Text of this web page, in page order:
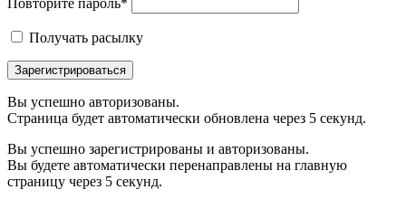
Повторите пароль*
Получать расылку
Зарегистрироваться
Вы успешно авторизованы.
Страница будет автоматически обновлена через 5 секунд.
Вы успешно зарегистрированы и авторизованы.
Вы будете автоматически перенаправлены на главную
страницу через 5 секунд.